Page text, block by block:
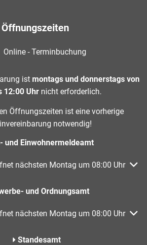
Öffnungszeiten
Online - Terminbuchung
ist montags und donnerstags von
12:00 Uhr nicht erforderlich.
Öffnungszeiten ist eine vorherige
notwendig!
und Einwohnermeldeamt
Öffnungs- oder Schließzeiten
nächsten Montag um 08:00 Uhr
und Ordnungsamt
Öffnungs- oder Schließzeiten
nächsten Montag um 08:00 Uhr
Standesamt